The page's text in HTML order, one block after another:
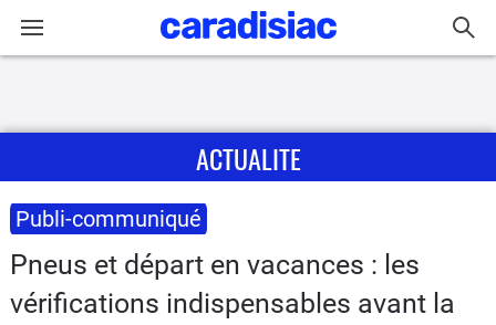
Actu
Essais
ACTUALITE
Publi-communiqué
Pneus et départ en vacances : les
vérifications indispensables avant la